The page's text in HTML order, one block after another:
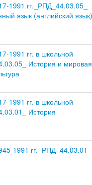
1991 гг._РПД_44.03.05_
язык (английский язык)
1991 гг. в школьной
История и мировая
1991 гг. в школьной
История
1991 гг._РПД_44.03.01_